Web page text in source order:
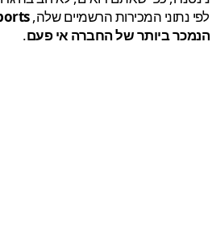
נתוני המכירות הרשמיים שלה,Sports
ביותר של החברה אי פעם.